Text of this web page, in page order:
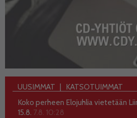
UUSIMMAT
KATSOTUIMMAT
Koko perheen Elojuhlia vietetään
15.8. 7.8. 10:28